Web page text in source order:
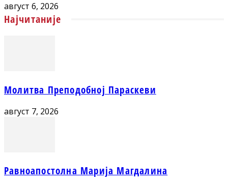
август 6, 2026
Најчитаније
Молитва Преподобној Параскеви
август 7, 2026
Равноапостолна Марија Магдалина